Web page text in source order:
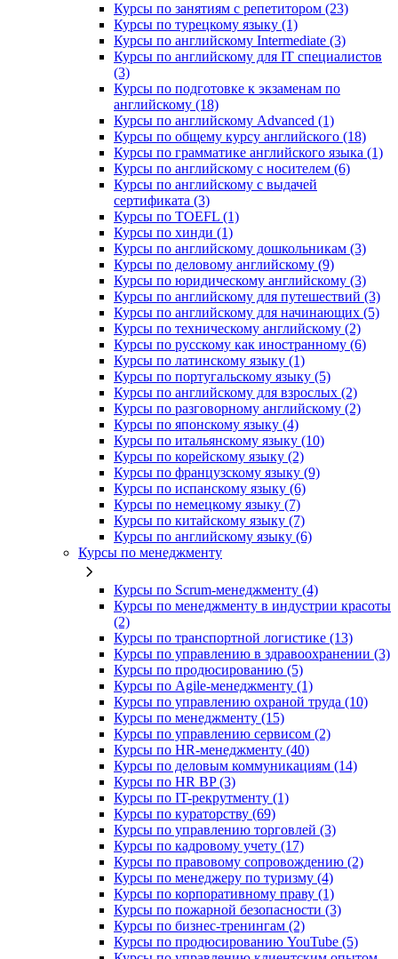
Курсы по занятиям с репетитором (23)
Курсы по турецкому языку (1)
Курсы по английскому Intermediate (3)
Курсы по английскому для IT специалистов
(3)
Курсы по подготовке к экзаменам по
английскому (18)
Курсы по английскому Advanced (1)
Курсы по общему курсу английского (18)
Курсы по грамматике английского языка (1)
Курсы по английскому с носителем (6)
Курсы по английскому с выдачей
сертификата (3)
Курсы по TOEFL (1)
Курсы по хинди (1)
Курсы по английскому дошкольникам (3)
Курсы по деловому английскому (9)
Курсы по юридическому английскому (3)
Курсы по английскому для путешествий (3)
Курсы по английскому для начинающих (5)
Курсы по техническому английскому (2)
Курсы по русскому как иностранному (6)
Курсы по латинскому языку (1)
Курсы по португальскому языку (5)
Курсы по английскому для взрослых (2)
Курсы по разговорному английскому (2)
Курсы по японскому языку (4)
Курсы по итальянскому языку (10)
Курсы по корейскому языку (2)
Курсы по французскому языку (9)
Курсы по испанскому языку (6)
Курсы по немецкому языку (7)
Курсы по китайскому языку (7)
Курсы по английскому языку (6)
Курсы по менеджменту
Курсы по Scrum-менеджменту (4)
Курсы по менеджменту в индустрии красоты
(2)
Курсы по транспортной логистике (13)
Курсы по управлению в здравоохранении (3)
Курсы по продюсированию (5)
Курсы по Agile-менеджменту (1)
Курсы по управлению охраной труда (10)
Курсы по менеджменту (15)
Курсы по управлению сервисом (2)
Курсы по HR-менеджменту (40)
Курсы по деловым коммуникациям (14)
Курсы по HR BP (3)
Курсы по IT-рекрутменту (1)
Курсы по кураторству (69)
Курсы по управлению торговлей (3)
Курсы по кадровому учету (17)
Курсы по правовому сопровождению (2)
Курсы по менеджеру по туризму (4)
Курсы по корпоративному праву (1)
Курсы по пожарной безопасности (3)
Курсы по бизнес-тренингам (2)
Курсы по продюсированию YouTube (5)